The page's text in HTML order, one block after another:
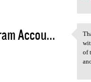
Accou...
of